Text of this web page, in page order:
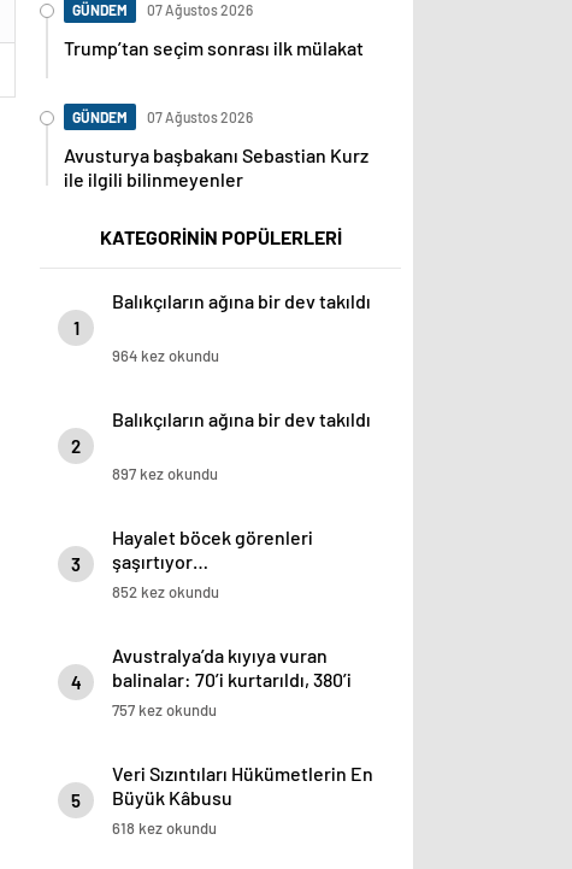
GÜNDEM 07 Ağustos 2026
Trump’tan seçim sonrası ilk mülakat
GÜNDEM 07 Ağustos 2026
Avusturya başbakanı Sebastian Kurz
ile ilgili bilinmeyenler
KATEGORİNİN POPÜLERLERİ
1
Balıkçıların ağına bir dev takıldı
964 kez okundu
2
Balıkçıların ağına bir dev takıldı
897 kez okundu
3
Hayalet böcek görenleri
şaşırtıyor…
852 kez okundu
4
Avustralya’da kıyıya vuran
balinalar: 70’i kurtarıldı, 380’i
öldü
757 kez okundu
5
Veri Sızıntıları Hükümetlerin En
Büyük Kâbusu
618 kez okundu